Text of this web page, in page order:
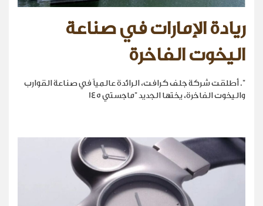
ريادة الإمارات في صناعة
اليخوت الفاخرة
". أطلقت شركة جلف كرافت، الرائدة عالمياً في صناعة القوارب
واليخوت الفاخرة، يختها الجديد "ماجستي 145